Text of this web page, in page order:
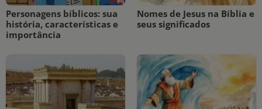
Personagens bíblicos: sua
história, características e
importância
Nomes de Jesus na Bíblia e
seus significados